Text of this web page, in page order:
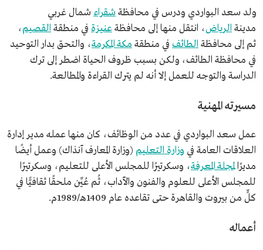
ولد سعد البواردي ودرس في محافظة شقراء شمال غربي
مدينة الرياض، انتقل منها إلى محافظةعنيزة في منطقة القصيم،
ثم إلى محافظة الطائف في منطقة مكة المكرمة، والتحق بدار التوحيد
في محافظة الطائف، ولكن بسبب ظروف الحياة اضطر إلى ترك
الدراسة والتوجه للعمل إلا أنه لم يترك القراءة والمطالعة.
مسيرته المهنية
عمل سعد البواردي في عدد من الوظائف، كان منها عمله مدير إدارة
العلاقات العامة في وزارة التعليم (وزارة المعارف آنذاك) وعمل أيضًا
مديرًالمجلة المعرفة، وسكرتيرًا للمجلس الأعلى للتعليم، وسكرتيرًا
للمجلس الأعلى للعلوم والفنون والآداب، ثُم عُيِّن ملحقًا ثقافيًّا في
كلٍّ من بيروت والقاهرة حتى تقاعده عام 1409هـ/1989م.
أعماله